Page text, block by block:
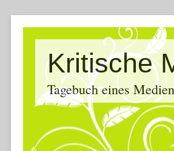
Tagebuch eines